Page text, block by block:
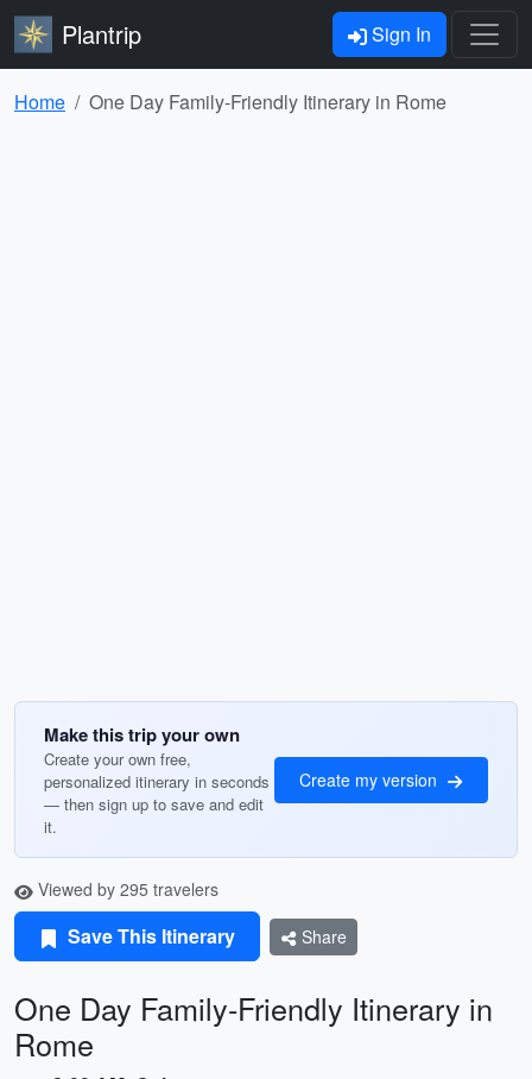
Plantrip Sign In
Home One Day Family-Friendly Itinerary in Rome
Make this trip your own
Create your own free,
personalized itinerary in seconds
— then sign up to save and edit
it.
Create my version
Viewed by 295 travelers
Save This Itinerary Share
One Day Family-Friendly Itinerary in
Rome